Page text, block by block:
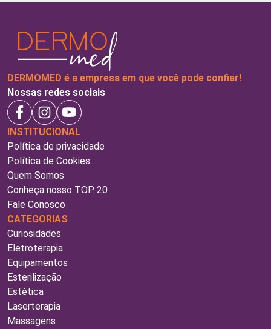
DERMOMED é a empresa em que você pode confiar!
Nossas redes sociais
INSTITUCIONAL
Política de privacidade
Política de Cookies
Quem Somos
Conheça nosso TOP 20
Fale Conosco
CATEGORIAS
Curiosidades
Eletroterapia
Equipamentos
Esterilização
Estética
Laserterapia
Massagens